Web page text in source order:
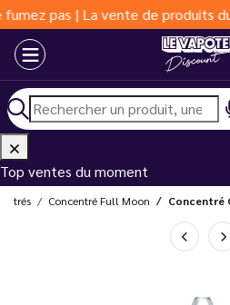
pas | La vente de produits du
Top ventes du moment
Concentré Full Moon Concentré